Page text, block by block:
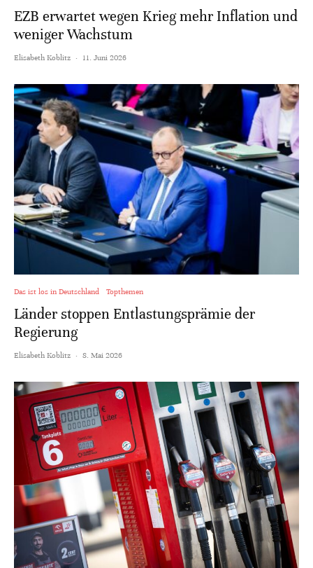
EZB erwartet wegen Krieg mehr Inflation und
weniger Wachstum
Elisabeth Koblitz · 11. Juni 2026
Das ist los in Deutschland Topthemen
Länder stoppen Entlastungsprämie der
Regierung
Elisabeth Koblitz · 8. Mai 2026